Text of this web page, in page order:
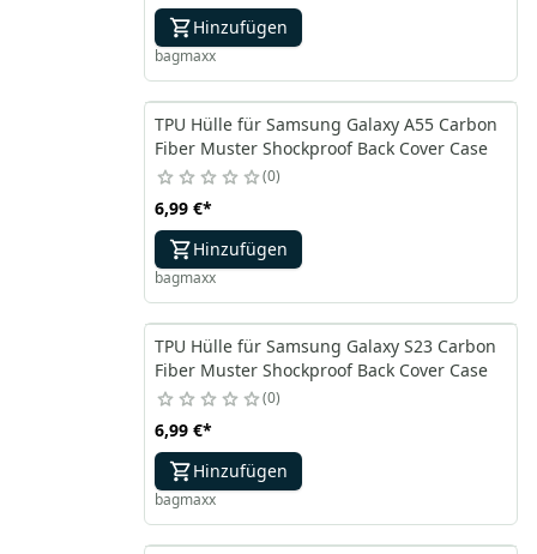
Hinzufügen
bagmaxx
TPU Hülle für Samsung Galaxy A55 Carbon
Fiber Muster Shockproof Back Cover Case
0
6,99 €*
Hinzufügen
bagmaxx
TPU Hülle für Samsung Galaxy S23 Carbon
Fiber Muster Shockproof Back Cover Case
0
6,99 €*
Hinzufügen
bagmaxx